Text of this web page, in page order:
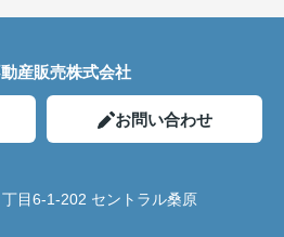
産販売株式会社
お問い合わせ
目6-1-202 セントラル桑原